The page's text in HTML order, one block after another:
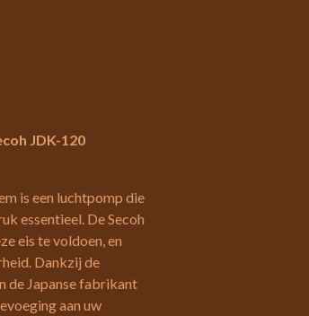
JDK-120
is een luchtpomp die
essentieel. De Secoh
eis te voldoen, en
Dankzij de
de Japanse fabrikant
aan uw